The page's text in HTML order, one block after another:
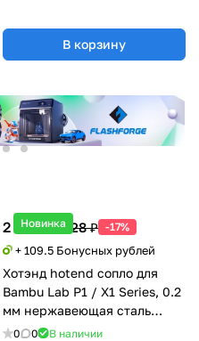
В корзину
Новинка
2 190 ₽2 628 ₽ -17%
+ 109.5 Бонусных рублей
Хотэнд hotend сопло для
Bambu Lab P1 / X1 Series, 0.2
мм нержавеющая сталь
хотенд
0 0 В наличии